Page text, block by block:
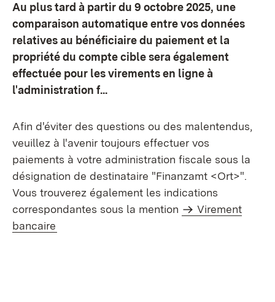
Au plus tard à partir du 9 octobre 2025, une
comparaison automatique entre vos données
relatives au bénéficiaire du paiement et la
propriété du compte cible sera également
effectuée pour les virements en ligne à
l'administration f...
Afin d'éviter des questions ou des malentendus,
veuillez à l'avenir toujours effectuer vos
paiements à votre administration fiscale sous la
désignation de destinataire "Finanzamt <Ort>".
Vous trouverez également les indications
correspondantes sous la mention
Virement
bancaire